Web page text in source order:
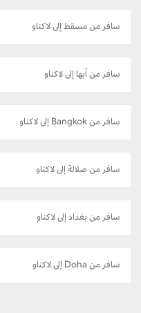
سافر من مسقط إلى لاكناو
سافر من أبها إلى لاكناو
سافر من Bangkok إلى لاكناو
سافر من صلالة إلى لاكناو
سافر من بغداد إلى لاكناو
سافر من Doha إلى لاكناو